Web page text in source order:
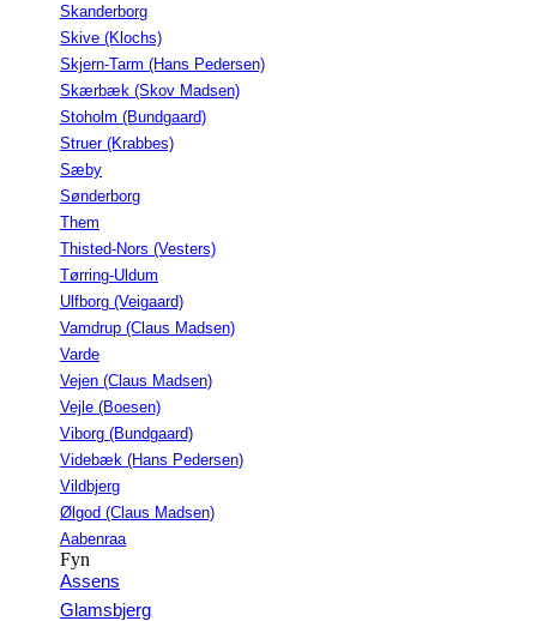
Skanderborg
Skive (Klochs)
Skjern-Tarm (Hans Pedersen)
Skærbæk (Skov Madsen)
Stoholm (Bundgaard)
Struer (Krabbes)
Sæby
Sønderborg
Them
Thisted-Nors (Vesters)
Tørring-Uldum
Ulfborg (Veigaard)
Vamdrup (Claus Madsen)
Varde
Vejen (Claus Madsen)
Vejle (Boesen)
Viborg (Bundgaard)
Videbæk (Hans Pedersen)
Vildbjerg
Ølgod (Claus Madsen)
Aabenraa
Fyn
Assens
Glamsbjerg